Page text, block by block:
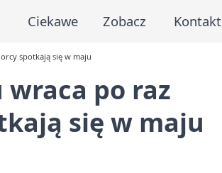
Ciekawe Zobacz Kontakt
spotkają się w maju
wraca po raz
się w maju